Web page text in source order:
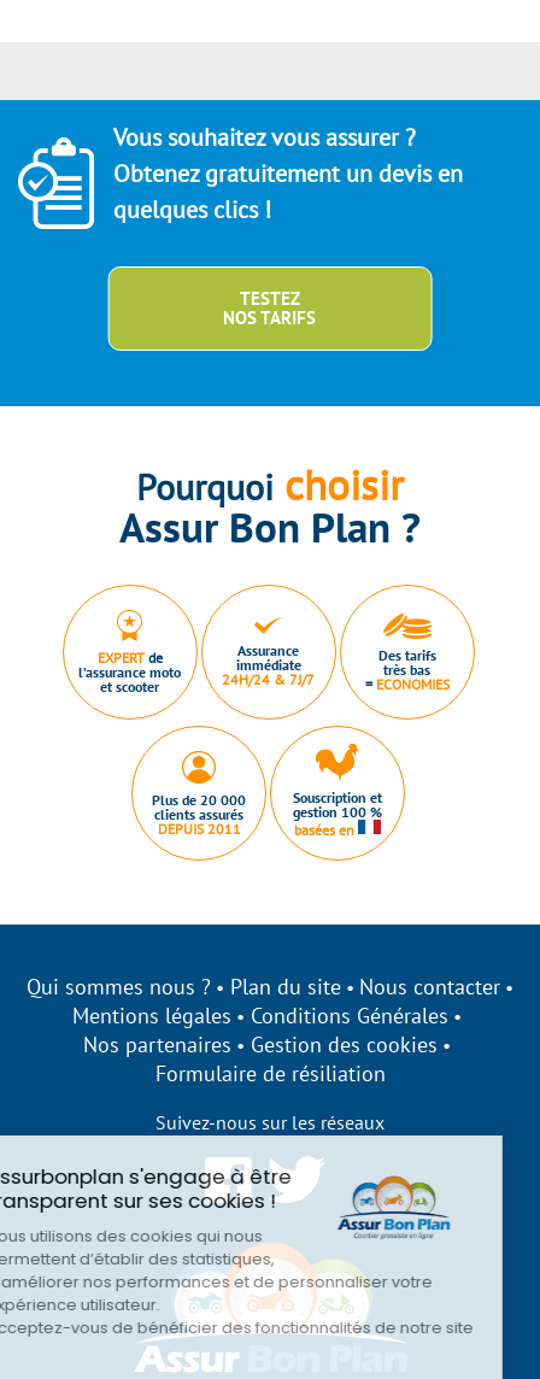
Assurbonplan s'engage à être
transparent sur ses cookies !
Nous utilisons des cookies qui nous
permettent d’établir des statistiques,
d’améliorer nos performances et de personnaliser votre
expérience utilisateur.
Acceptez-vous de bénéficier des fonctionnalités de notre site
Vous souhaitez vous assurer ?
Obtenez gratuitement un devis en
quelques clics !
TESTEZ
NOS TARIFS
Pourquoi choisir
Assur Bon Plan ?
EXPERTde
l’assurance moto
et scooter
Assurance
immédiate
24H/24 & 7J/7
Des tarifs
très bas
= ECONOMIES
Plus de 20 000
clients assurés
DEPUIS 2011
Souscription et
gestion 100 %
basées en
Qui sommes nous ? Plan du site
Nous contacter
Mentions légales
Conditions Générales
Nos partenaires
Gestion des cookies
Formulaire de résiliation
Suivez-nous sur les réseaux